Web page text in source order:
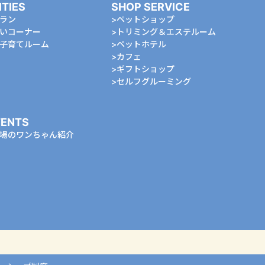
ン
コーナー
育てルーム
SHOP SERVICE
ペットショップ
トリミング＆エステルーム
ペットホテル
カフェ
ギフトショップ
セルフグルーミング
のワンちゃん紹介